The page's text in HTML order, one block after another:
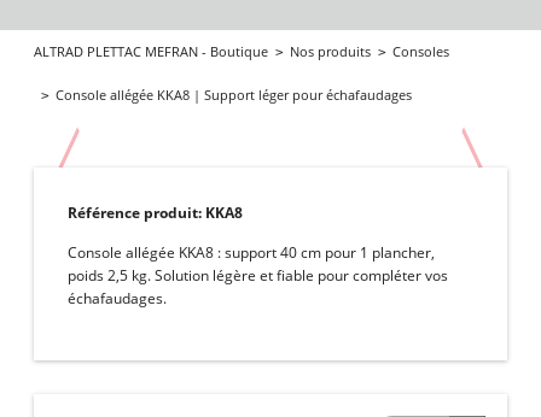
ALTRAD PLETTAC MEFRAN - Boutique Nos produits Consoles
Console allégée KKA8 | Support léger pour échafaudages
Référence produit: KKA8
Console allégée KKA8 : support 40 cm pour 1 plancher,
poids 2,5 kg. Solution légère et fiable pour compléter vos
échafaudages.